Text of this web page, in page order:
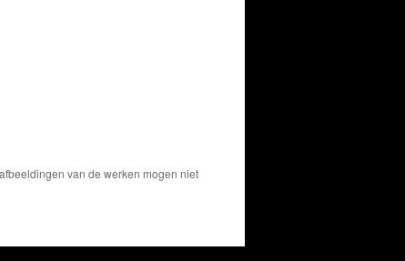
van de werken mogen niet